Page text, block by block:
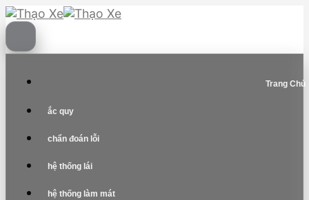
Skip
to
content
Trang Chủ
ắc quy
chẩn đoán lỗi
hệ thống lái
hệ thống làm mát